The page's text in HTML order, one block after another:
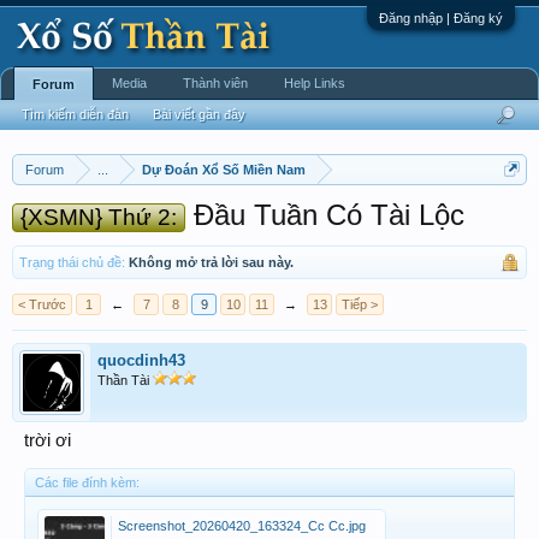
Đăng nhập | Đăng ký
Forum Dự Đoán Xổ Số Miền Nam
{XSMN} Thứ 2: Đầu Tuần Có Tài Lộc
Trạng thái chủ đề: Không mở trả lời sau này.
< Trước 1 ← 7 8 9 10 11 → 13 Tiếp >
quocdinh43
Thần Tài
trời ơi
Các file đính kèm:
Screenshot_20260420_163324_Cc Cc.jpg
Forum
Tìm kiếm diễn đàn Bài viết gần đây
Media Thành viên Help Links